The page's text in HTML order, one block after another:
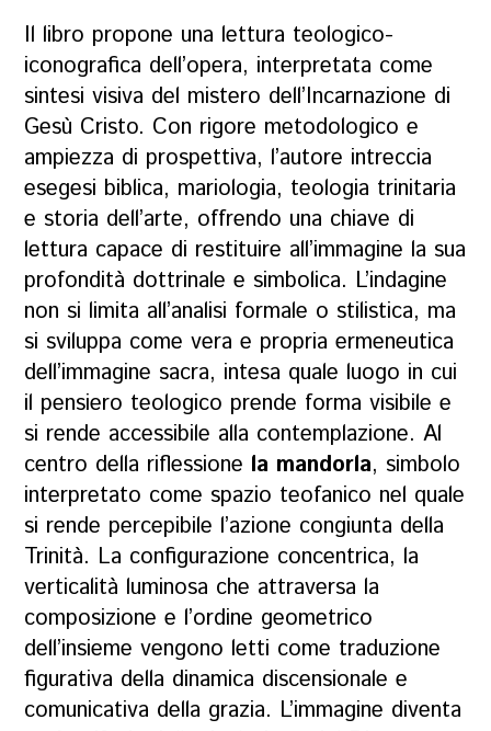
Il libro propone una lettura teologico-
iconografica dell’opera, interpretata come
sintesi visiva del mistero dell’Incarnazione di
Gesù Cristo. Con rigore metodologico e
ampiezza di prospettiva, l’autore intreccia
esegesi biblica, mariologia, teologia trinitaria
e storia dell’arte, offrendo una chiave di
lettura capace di restituire all’immagine la sua
profondità dottrinale e simbolica. L’indagine
non si limita all’analisi formale o stilistica, ma
si sviluppa come vera e propria ermeneutica
dell’immagine sacra, intesa quale luogo in cui
il pensiero teologico prende forma visibile e
si rende accessibile alla contemplazione. Al
centro della riflessione la mandorla, simbolo
interpretato come spazio teofanico nel quale
si rende percepibile l’azione congiunta della
Trinità. La configurazione concentrica, la
verticalità luminosa che attraversa la
composizione e l’ordine geometrico
dell’insieme vengono letti come traduzione
figurativa della dinamica discensionale e
comunicativa della grazia. L’immagine diventa